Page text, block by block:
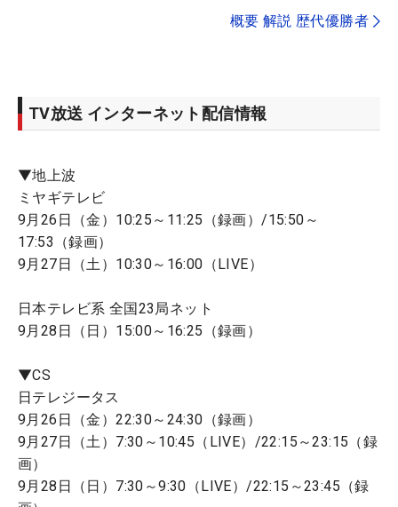
概要 解説 歴代優勝者
TV放送 インターネット配信情報
▼地上波
ミヤギテレビ
9月26日（金）10:25～11:25（録画）/15:50～
17:53（録画）
9月27日（土）10:30～16:00（LIVE）
日本テレビ系 全国23局ネット
9月28日（日）15:00～16:25（録画）
▼CS
日テレジータス
9月26日（金）22:30～24:30（録画）
9月27日（土）7:30～10:45（LIVE）/22:15～23:15（録
画）
9月28日（日）7:30～9:30（LIVE）/22:15～23:45（録